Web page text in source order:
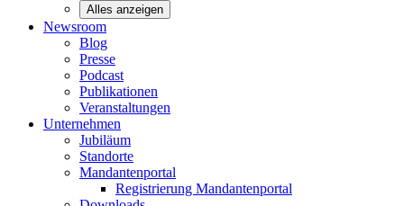
Alles anzeigen
Newsroom
Blog
Presse
Podcast
Publikationen
Veranstaltungen
Unternehmen
Jubiläum
Standorte
Mandantenportal
Registrierung Mandantenportal